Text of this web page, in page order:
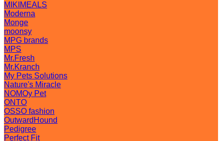
MIKIMEALS
Moderna
Monge
moonsy
MPG brands
MPS
Mr.Fresh
Mr.Kranch
My Pets Solutions
Nature's Miracle
NOMOy Pet
ONTO
OSSO fashion
OutwardHound
Pedigree
Perfect Fit